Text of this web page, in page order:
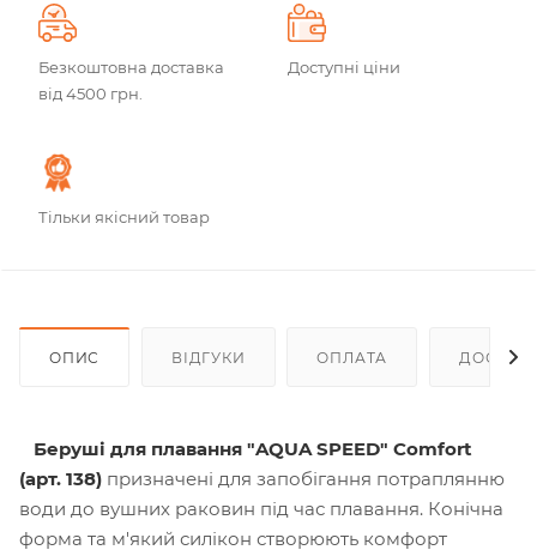
Безкоштовна доставка
від 4500 грн.
Доступні ціни
Тільки якісний товар
ОПИС ВІДГУКИ ОПЛАТА
Беруші для плавання "AQUA SPEED" Comfort
(арт. 138) призначені для запобігання потраплянню
води до вушних раковин під час плавання. Конічна
форма та м'який силікон створюють комфорт